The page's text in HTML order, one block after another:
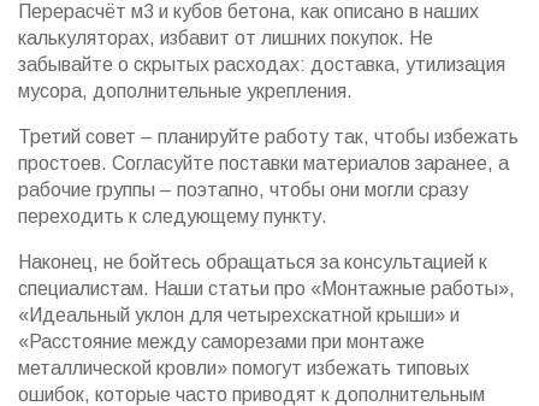
Перерасчёт м3 и кубов бетона, как описано в наших
калькуляторах, избавит от лишних покупок. Не
забывайте о скрытых расходах: доставка, утилизация
мусора, дополнительные укрепления.
Третий совет – планируйте работу так, чтобы избежать
простоев. Согласуйте поставки материалов заранее, а
рабочие группы – поэтапно, чтобы они могли сразу
переходить к следующему пункту.
Наконец, не бойтесь обращаться за консультацией к
специалистам. Наши статьи про «Монтажные работы»,
«Идеальный уклон для четырехскатной крыши» и
«Расстояние между саморезами при монтаже
металлической кровли» помогут избежать типовых
ошибок, которые часто приводят к дополнительным